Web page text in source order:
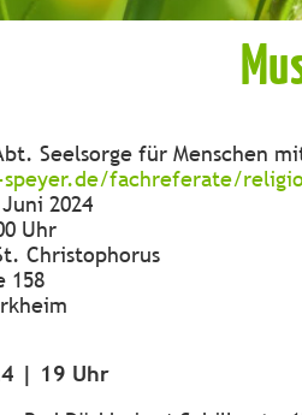
Seelsorge für Menschen
fachreferate/
2024
Uhr
Christophorus
158
| 19 Uhr